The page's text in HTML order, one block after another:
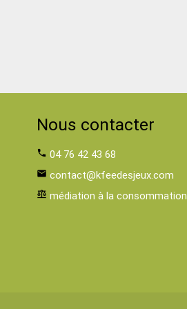
Nous contacter
phone 04 76 42 43 68
email contact@kfeedesjeux.com
balance médiation à la consommation